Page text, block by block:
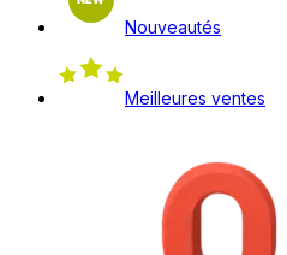
Nouveautés
Meilleures ventes